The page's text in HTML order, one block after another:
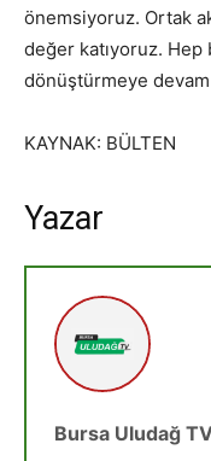
önemsiyoruz. Ortak
değer katıyoruz. Hep
dönüştürmeye
KAYNAK: BÜLTEN
Yazar
Bursa Uludağ